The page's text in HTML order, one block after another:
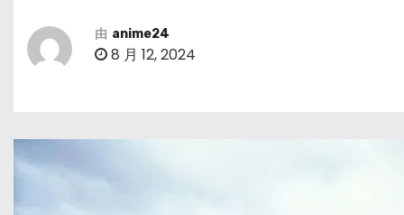
由 anime24
8 月 12, 2024